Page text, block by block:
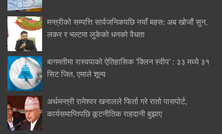
मन्त्रीको सम्पत्ति सार्वजनिकपछि नयाँ बहस: अब खोजौं सुन,
लकर र भल्टमा लुकेको धनको वैधता
बागमतीमा रास्वपाको ऐतिहासिक ‘क्लिन स्वीप’ : ३३ मध्ये ३१
सिट जित, एमाले शून्य
अर्थमन्त्री रामेश्वर खनालले फिर्ता गरे रातो पासपोर्ट,
कार्यसमाप्तिपछि कूटनीतिक राहदानी बुझाए